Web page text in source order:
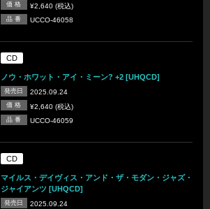
価 格 ¥2,640 (税込)
品 番 UCCO-46058
CD
ノウ・ホワット・アイ・ミーン? +2 [UHQCD]
発売日 2025.09.24
価 格 ¥2,640 (税込)
品 番 UCCO-46059
CD
マイルス・デイヴィス・アンド・ザ・モダン・ジャズ・
ジャイアンツ [UHQCD]
発売日 2025.09.24